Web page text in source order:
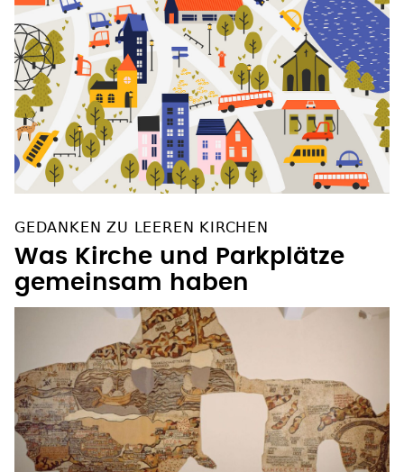
GEDANKEN ZU LEEREN KIRCHEN
Was Kirche und Parkplätze
gemeinsam haben